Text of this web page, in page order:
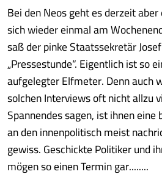
Bei den Neos geht es derzeit
sich wieder einmal am
saß der pinke Staatssekretär
„Pressestunde“. Eigentlich ist so
aufgelegter Elfmeter. Denn auch
solchen Interviews oft nicht allzu
Spannendes sagen, ist ihnen
an den innenpolitisch meist
gewiss. Geschickte Politiker und
mögen so einen Termin gar........